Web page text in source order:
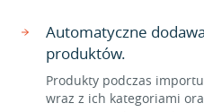
Automatyczne
produktów.
Produkty podczas
wraz z ich kategoriami